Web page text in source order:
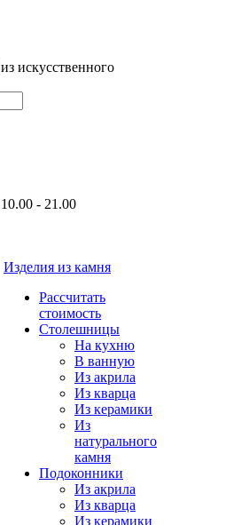
искусственного
- 21.00
Изделия из камня
Рассчитать
стоимость
Столешницы
На кухню
В ванную
Из акрила
Из кварца
Из керамики
Из
натурального
камня
Подоконники
Из акрила
Из кварца
Из керамики